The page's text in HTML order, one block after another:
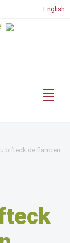
English
bifteck de flanc en